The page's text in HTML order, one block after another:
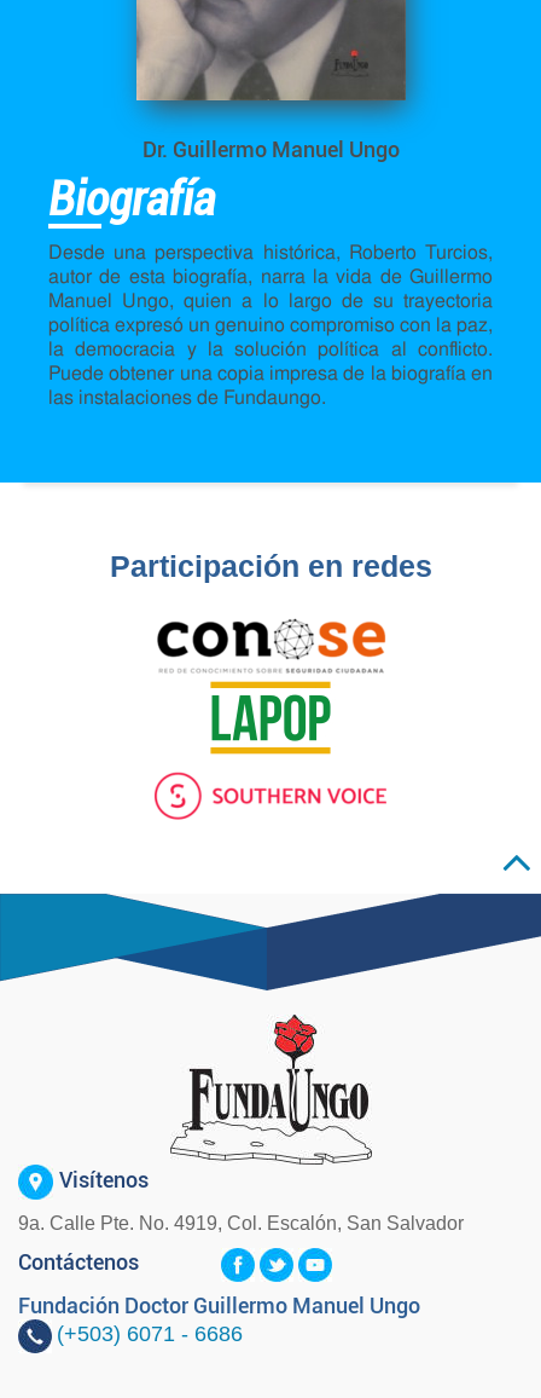
Dr. Guillermo Manuel Ungo
Biografía
Desde una perspectiva histórica, Roberto Turcios,
autor de esta biografía, narra la vida de Guillermo
Manuel Ungo, quien a lo largo de su trayectoria
política expresó un genuino compromiso con la paz,
la democracia y la solución política al conflicto.
Puede obtener una copia impresa de la biografía en
las instalaciones de Fundaungo.
Participación en redes
Visítenos
9a. Calle Pte. No. 4919, Col. Escalón, San Salvador
Contáctenos
Fundación Doctor Guillermo Manuel Ungo
(+503) 6071 - 6686